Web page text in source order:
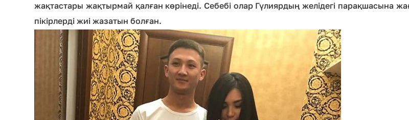
жақтастары жақтырмай қалған көрінеді. Себебі олар Гүлиярдың желідегі парақшасына
пікірлерді жиі жазатын болған.